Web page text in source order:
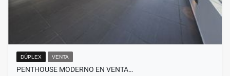
DÚPLEX VENTA
PENTHOUSE MODERNO EN VENTA…